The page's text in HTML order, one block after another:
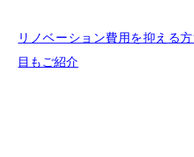
リノベーション費用を抑える
目もご紹介